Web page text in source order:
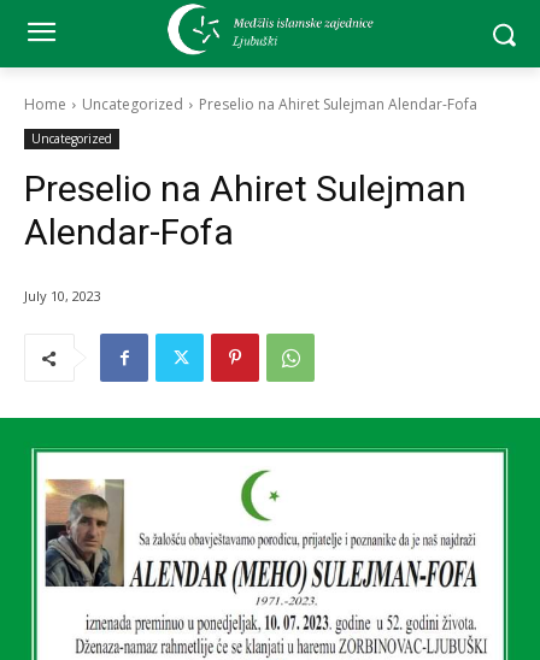
Home Uncategorized Preselio na Ahiret Sulejman Alendar-Fofa
Uncategorized
Preselio na Ahiret Sulejman
Alendar-Fofa
July 10, 2023